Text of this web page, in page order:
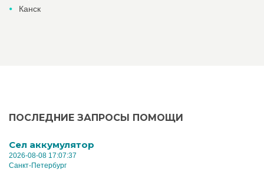
Канск
ПОСЛЕДНИЕ ЗАПРОСЫ ПОМОЩИ
Cел аккумулятор
2026-08-08 17:07:37
Санкт-Петербург